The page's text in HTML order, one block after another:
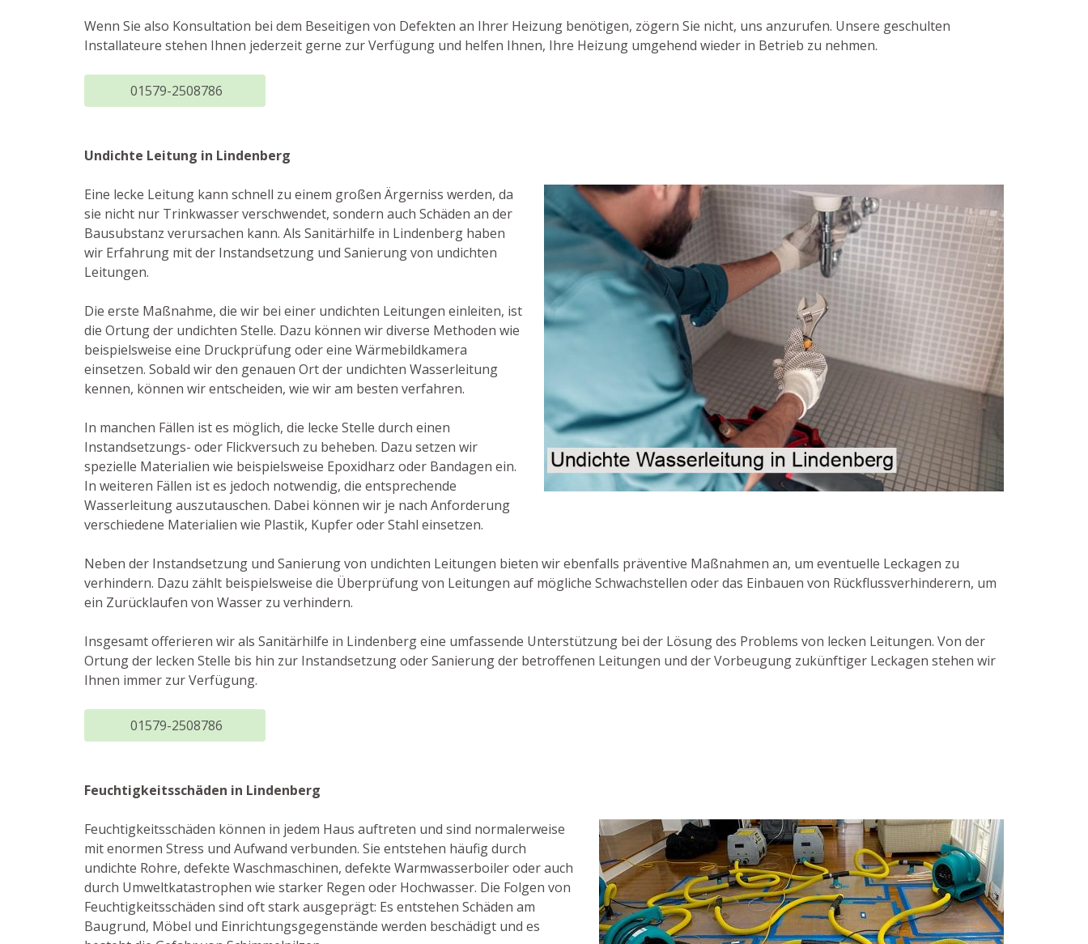
Wenn Sie also Konsultation bei dem Beseitigen von Defekten an Ihrer Heizung benötigen, zögern Sie nicht, uns anzurufen. Unsere geschulten
Installateure stehen Ihnen jederzeit gerne zur Verfügung und helfen Ihnen, Ihre Heizung umgehend wieder in Betrieb zu nehmen.
01579-2508786
Undichte Leitung in Lindenberg
Eine lecke Leitung kann schnell zu einem großen Ärgerniss werden, da
sie nicht nur Trinkwasser verschwendet, sondern auch Schäden an der
Bausubstanz verursachen kann. Als Sanitärhilfe in Lindenberg haben
wir Erfahrung mit der Instandsetzung und Sanierung von undichten
Leitungen.
Die erste Maßnahme, die wir bei einer undichten Leitungen einleiten, ist
die Ortung der undichten Stelle. Dazu können wir diverse Methoden wie
beispielsweise eine Druckprüfung oder eine Wärmebildkamera
einsetzen. Sobald wir den genauen Ort der undichten Wasserleitung
kennen, können wir entscheiden, wie wir am besten verfahren.
In manchen Fällen ist es möglich, die lecke Stelle durch einen
Instandsetzungs- oder Flickversuch zu beheben. Dazu setzen wir
spezielle Materialien wie beispielsweise Epoxidharz oder Bandagen ein.
In weiteren Fällen ist es jedoch notwendig, die entsprechende
Wasserleitung auszutauschen. Dabei können wir je nach Anforderung
verschiedene Materialien wie Plastik, Kupfer oder Stahl einsetzen.
Neben der Instandsetzung und Sanierung von undichten Leitungen bieten wir ebenfalls präventive Maßnahmen an, um eventuelle Leckagen zu
verhindern. Dazu zählt beispielsweise die Überprüfung von Leitungen auf mögliche Schwachstellen oder das Einbauen von Rückflussverhinderern, um
ein Zurücklaufen von Wasser zu verhindern.
Insgesamt offerieren wir als Sanitärhilfe in Lindenberg eine umfassende Unterstützung bei der Lösung des Problems von lecken Leitungen. Von der
Ortung der lecken Stelle bis hin zur Instandsetzung oder Sanierung der betroffenen Leitungen und der Vorbeugung zukünftiger Leckagen stehen wir
Ihnen immer zur Verfügung.
01579-2508786
Feuchtigkeitsschäden in Lindenberg
Feuchtigkeitsschäden können in jedem Haus auftreten und sind normalerweise
mit enormen Stress und Aufwand verbunden. Sie entstehen häufig durch
undichte Rohre, defekte Waschmaschinen, defekte Warmwasserboiler oder auch
durch Umweltkatastrophen wie starker Regen oder Hochwasser. Die Folgen von
Feuchtigkeitsschäden sind oft stark ausgeprägt: Es entstehen Schäden am
Baugrund, Möbel und Einrichtungsgegenstände werden beschädigt und es